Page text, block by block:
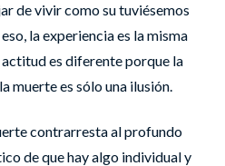
de vivir como su tuviésemos
la experiencia es la misma
es diferente porque la
muerte es sólo una ilusión.
contrarresta al profundo
de que hay algo individual y